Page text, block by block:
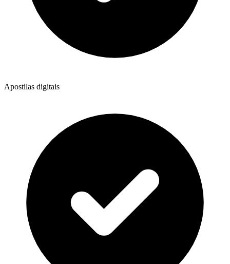
Apostilas digitais